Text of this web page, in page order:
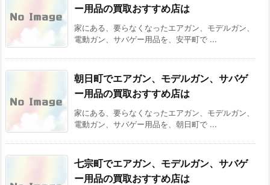
ー用品の買取おすすめ店は
家にある、要らなくなったエアガン、モデルガン、
電動ガン、サバゲー用品を、安平町で ...
朝日町でエアガン、モデルガン、サバゲ
ー用品の買取おすすめ店は
家にある、要らなくなったエアガン、モデルガン、
電動ガン、サバゲー用品を、朝日町で ...
七宗町でエアガン、モデルガン、サバゲ
ー用品の買取おすすめ店は